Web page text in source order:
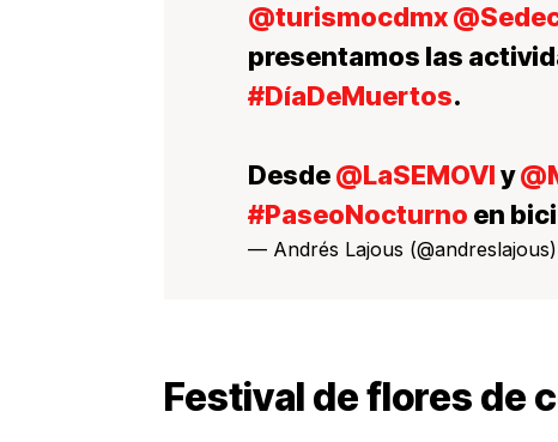
@turismocdmx
presentamos las
#DíaDeMuertos.
Desde@LaSEMOVIy
#PaseoNocturno en
— Andrés Lajous (@andreslajous)
Festival de flores de